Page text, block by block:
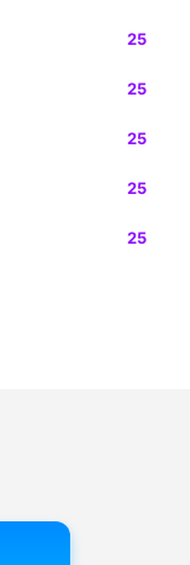
25
25
25
25
25